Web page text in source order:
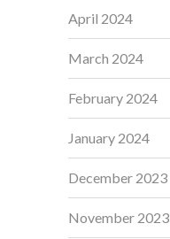
April 2024
March 2024
February 2024
January 2024
December 2023
November 2023